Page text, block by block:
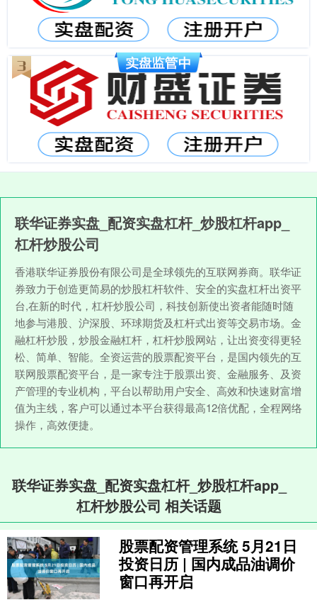
联华证券实盘_配资实盘杠杆_炒股杠杆app_
杠杆炒股公司
香港联华证券股份有限公司是全球领先的互联网券商。联华证
券致力于创造更简易的炒股杠杆软件、安全的实盘杠杆出资平
台,在新的时代，杠杆炒股公司，科技创新使出资者能随时随
地参与港股、沪深股、环球期货及杠杆式出资等交易市场。金
融杠杆炒股，炒股金融杠杆，杠杆炒股网站，让出资变得更轻
松、简单、智能。全资运营的股票配资平台，是国内领先的互
联网股票配资平台，是一家专注于股票出资、金融服务、及资
产管理的专业机构，平台以帮助用户安全、高效和快速财富增
值为主线，客户可以通过本平台获得最高12倍优配，全程网络
操作，高效便捷。
联华证券实盘_配资实盘杠杆_炒股杠杆app_
杠杆炒股公司 相关话题
股票配资管理系统 5月21日
投资日历 | 国内成品油调价
窗口再开启